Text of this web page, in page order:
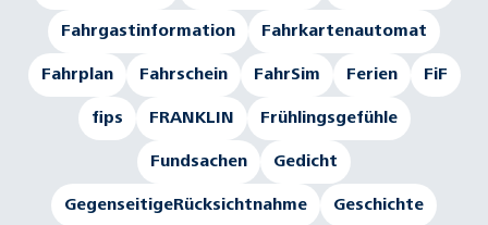
Fahrgastinformation Fahrkartenautomat
Fahrplan Fahrschein FahrSim Ferien FiF
fips FRANKLIN Frühlingsgefühle
Fundsachen Gedicht
GegenseitigeRücksichtnahme Geschichte